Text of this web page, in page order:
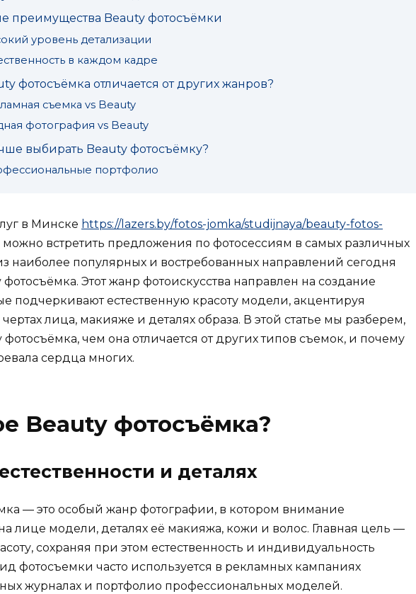
преимущества Beauty фотосъёмки
уровень детализации
в каждом кадре
фотосъёмка отличается от других жанров?
съемка vs Beauty
фотография vs Beauty
выбирать Beauty фотосъёмку?
портфолио
в Минске https://lazers.by/fotos-jomka/studijnaya/beauty-fotos-
можно встретить предложения по фотосессиям в самых различных
наиболее популярных и востребованных направлений сегодня
фотосъёмка. Этот жанр фотоискусства направлен на создание
подчеркивают естественную красоту модели, акцентируя
лица, макияже и деталях образа. В этой статье мы разберем,
фотосъёмка, чем она отличается от других типов съемок, и почему
сердца многих.
Beauty фотосъёмка?
и деталях
— это особый жанр фотографии, в котором внимание
лице модели, деталях её макияжа, кожи и волос. Главная цель —
сохраняя при этом естественность и индивидуальность
фотосъемки часто используется в рекламных кампаниях
журналах и портфолио профессиональных моделей.